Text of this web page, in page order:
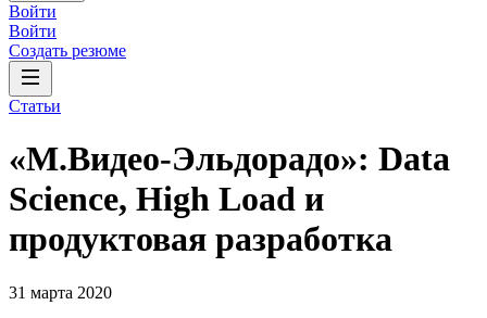
Войти
Войти
Создать резюме
Статьи
«М.Видео-Эльдорадо»: Data
Science, High Load и
продуктовая разработка
31 марта 2020